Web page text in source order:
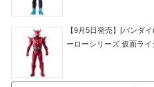
【9月5日発売】[バンダ
ーローシリーズ 仮面ラ